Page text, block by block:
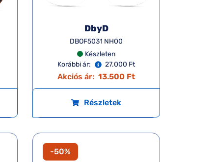
DbyD
DBOF5031 NH00
Készleten
Korábbi ár:
27.000 Ft
Akciós ár: 13.500 Ft
Részletek
-50%